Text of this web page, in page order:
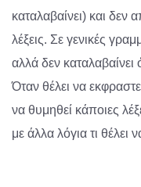
καταλαβαίνει) και δεν
λέξεις. Σε γενικές
αλλά δεν καταλαβαίνει
Όταν θέλει να
να θυμηθεί κάποιες
με άλλα λόγια τι θέλει